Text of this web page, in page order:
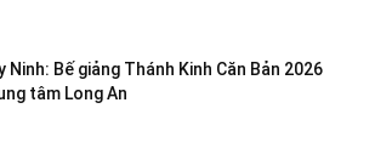
Ninh: Bế giảng Thánh Kinh Căn Bản 2026
tâm Long An